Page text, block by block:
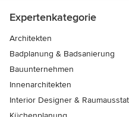
Expertenkategorie
Architekten
Badplanung & Badsanierung
Bauunternehmen
Innenarchitekten
Interior Designer &